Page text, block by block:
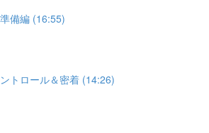
備編 (16:55)
トロール＆密着 (14:26)